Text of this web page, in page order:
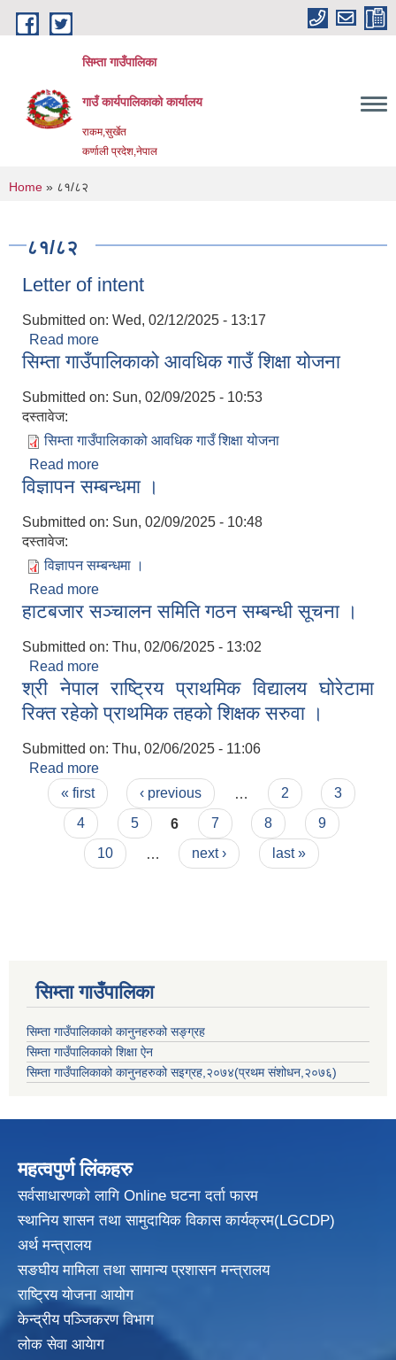
Skip to main content
सिम्ता गाउँपालिका
गाउँ कार्यपालिकाको कार्यालय
राकम,सुर्खेत
कर्णाली प्रदेश,नेपाल
You are here
Home » ८१/८२
८१/८२
Letter of intent
Submitted on: Wed, 02/12/2025 - 13:17
Read more
सिम्ता गाउँपालिकाको आवधिक गाउँ शिक्षा योजना
Submitted on: Sun, 02/09/2025 - 10:53
दस्तावेज:
सिम्ता गाउँपालिकाको आवधिक गाउँ शिक्षा योजना
Read more
विज्ञापन सम्बन्धमा ।
Submitted on: Sun, 02/09/2025 - 10:48
दस्तावेज:
विज्ञापन सम्बन्धमा ।
Read more
हाटबजार सञ्चालन समिति गठन सम्बन्धी सूचना ।
Submitted on: Thu, 02/06/2025 - 13:02
Read more
श्री नेपाल राष्ट्रिय प्राथमिक विद्यालय घोरेटामा
रिक्त रहेको प्राथमिक तहको शिक्षक सरुवा ।
Submitted on: Thu, 02/06/2025 - 11:06
Read more
रिक्त रहेको प्राथमिक तहको शिक्षक सरुवा ।
Pages
« first ‹ previous 2
3
4
5 6 7 8
9
10
next › last »
सिम्ता गाउँपालिका
सिम्ता गाउँपालिकाको कानुनहरुको सङ्ग्रह
सिम्ता गाउँपालिकाको शिक्षा ऐन
सिम्ता गाउँपालिकाको कानुनहरुको सइग्रह,२०७४(प्रथम संशोधन,२०७६)
महत्वपुर्ण लिंकहरु
सर्वसाधारणको लागि Online घटना दर्ता फारम
स्थानिय शासन तथा सामुदायिक विकासकार्यक्रम(LGCDP)
अर्थ मन्त्रालय
सङघीय मामिला तथा सामान्य प्रशासन मन्त्रालय
राष्ट्रिय योजना आयोग
केन्द्रीय पञ्जिकरण विभाग
लोक सेवा आयेाग